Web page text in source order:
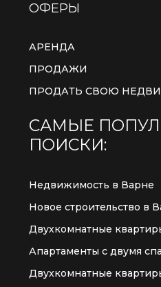
ОФЕРЫ
АРЕНДА
ПРОДАЖИ
ПРОДАТЬ СВОЮ
САМЫЕ
ПОИСКИ:
Недвижимость в Варне
Новое строительство в
Двухкомнатные
Апартаменты с двумя
Двухкомнатные